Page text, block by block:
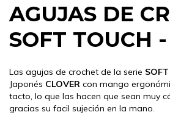
AGUJAS DE
SOFT TOUCH
Las agujas de crochet de la serie
Japonés CLOVER con mango
tacto, lo que las hacen que sean muy
gracias su facil sujeción en la mano.